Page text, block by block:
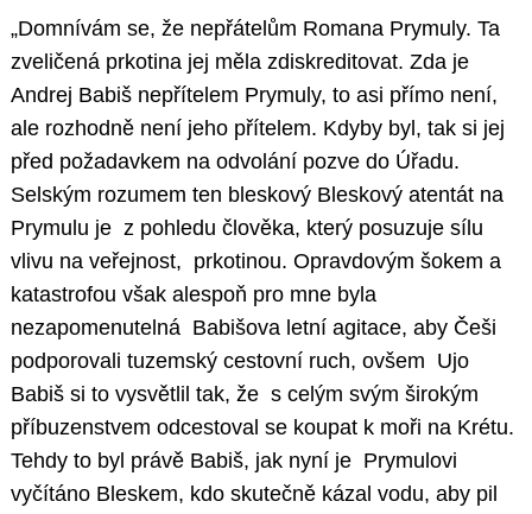
„Domnívám se, že nepřátelům Romana Prymuly. Ta
zveličená prkotina jej měla zdiskreditovat. Zda je
Andrej Babiš nepřítelem Prymuly, to asi přímo není,
ale rozhodně není jeho přítelem. Kdyby byl, tak si jej
před požadavkem na odvolání pozve do Úřadu.
Selským rozumem ten bleskový Bleskový atentát na
Prymulu je z pohledu člověka, který posuzuje sílu
vlivu na veřejnost, prkotinou. Opravdovým šokem a
katastrofou však alespoň pro mne byla
nezapomenutelná Babišova letní agitace, aby Češi
podporovali tuzemský cestovní ruch, ovšem Ujo
Babiš si to vysvětlil tak, že s celým svým širokým
příbuzenstvem odcestoval se koupat k moři na Krétu.
Tehdy to byl právě Babiš, jak nyní je Prymulovi
vyčítáno Bleskem, kdo skutečně kázal vodu, aby pil